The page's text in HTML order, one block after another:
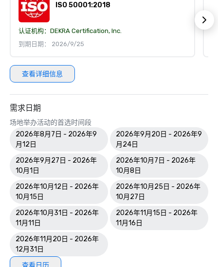
ISO 50001:2018
认证机构： DEKRA Certification, Inc.
到期日期： 2026/9/25
查看详细信息
需求日期
场地举办活动的首选时间段
2026年8月7日 - 2026年9
月12日
2026年9月20日 - 2026年9
月24日
2026年9月27日 - 2026年
10月1日
2026年10月7日 - 2026年
10月8日
2026年10月12日 - 2026年
10月15日
2026年10月25日 - 2026年
10月27日
2026年10月31日 - 2026年
11月11日
2026年11月15日 - 2026年
11月16日
2026年11月20日 - 2026年
12月31日
查看日历